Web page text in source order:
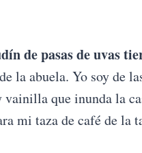
de pasas de uvas
la abuela. Yo soy de
vainilla que inunda la
mi taza de café de la